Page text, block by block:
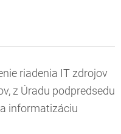
riadenia IT zdrojov
z Úradu podpredsedu
informatizáciu